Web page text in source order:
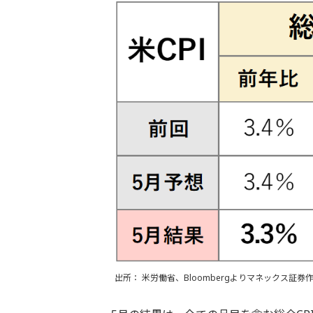
出所： 米労働省、Bloombergよりマネックス証券